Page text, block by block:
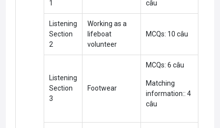
1
câu
Listening
Section
2
Working as a
lifeboat
volunteer
MCQs: 10 câu
Listening
Section
3
Footwear
MCQs: 6 câu
Matching
information:: 4
câu